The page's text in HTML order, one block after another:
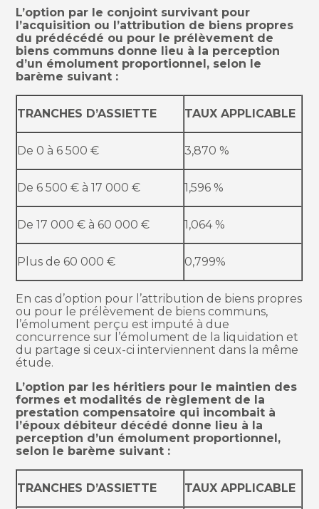
L’option par le conjoint survivant pour
l’acquisition ou l’attribution de biens propres
du prédécédé ou pour le prélèvement de
biens communs donne lieu à la perception
d’un émolument proportionnel, selon le
barème suivant :
TRANCHES D’ASSIETTE TAUX APPLICABLE
De 0 à 6 500 € 3,870 %
De 6 500 € à 17 000 € 1,596 %
De 17 000 € à 60 000 € 1,064 %
Plus de 60 000 € 0,799%
En cas d’option pour l’attribution de biens propres
ou pour le prélèvement de biens communs,
l’émolument perçu est imputé à due
concurrence sur l’émolument de la liquidation et
du partage si ceux-ci interviennent dans la même
étude.
L’option par les héritiers pour le maintien des
formes et modalités de règlement de la
prestation compensatoire qui incombait à
l’époux débiteur décédé donne lieu à la
perception d’un émolument proportionnel,
selon le barème suivant :
TRANCHES D’ASSIETTE TAUX APPLICABLE